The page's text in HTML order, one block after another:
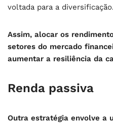
voltada para a diversificação.
Assim, alocar os
setores do mercado
aumentar a resiliência da
Renda passiva
Outra estratégia envolve a